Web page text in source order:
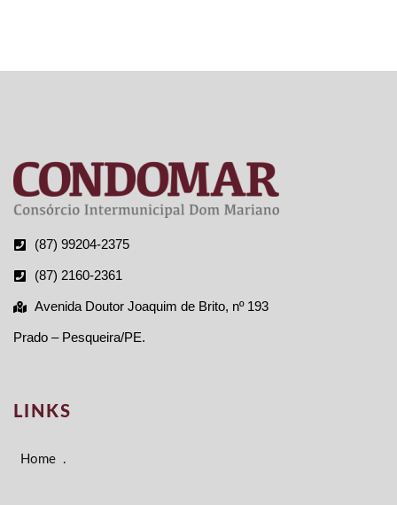
(87) 99204-2375
(87) 2160-2361
Avenida Doutor Joaquim de Brito, nº 193
Prado – Pesqueira/PE.
LINKS
Home .